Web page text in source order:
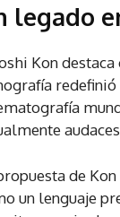
legado
Kon
redefinió
de
un lenguaje